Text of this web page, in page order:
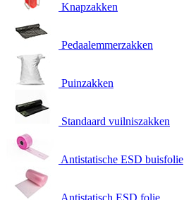
Knapzakken
Pedaalemmerzakken
Puinzakken
Standaard vuilniszakken
Antistatische ESD buisfolie